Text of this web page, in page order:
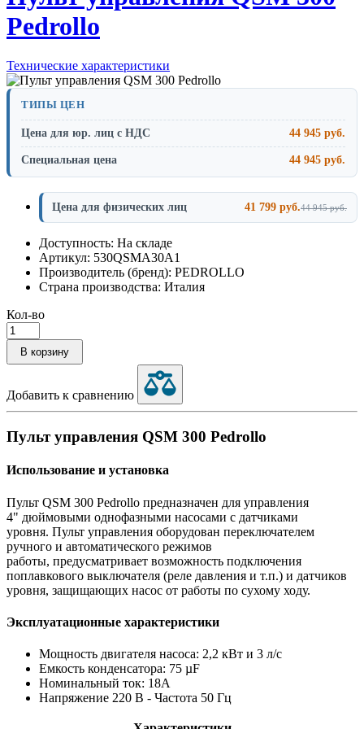
Pedrollo
Технические характеристики
ТИПЫ ЦЕН
Цена для юр. лиц с НДС 44 945 руб.
Специальная цена 44 945 руб.
Цена для физических лиц 41 799 руб.44 945 руб.
Доступность: На складе
Артикул: 530QSMA30A1
Производитель (бренд): PEDROLLO
Страна производства: Италия
Кол-во
В корзину
Добавить к сравнению
Пульт управления QSM 300 Pedrollo
Использование и установка
Пульт QSM 300 Pedrollo предназначен для управления
4" дюймовыми однофазными насосами с датчиками
уровня. Пульт управления оборудован переключателем
ручного и автоматического режимов
работы, предусматривает возможность подключения
поплавкового выключателя (реле давления и т.п.) и датчиков
уровня, защищающих насос от работы по сухому ходу.
Эксплуатационные характеристики
Мощность двигателя насоса: 2,2 кВт и 3 л/с
Емкость конденсатора: 75 µF
Номинальный ток: 18А
Напряжение 220 B - Частота 50 Гц